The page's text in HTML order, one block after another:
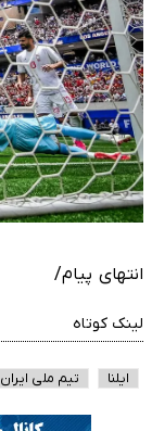
انتهای پیام/
لینک کوتاه
ایلنا تیم ملی ایران